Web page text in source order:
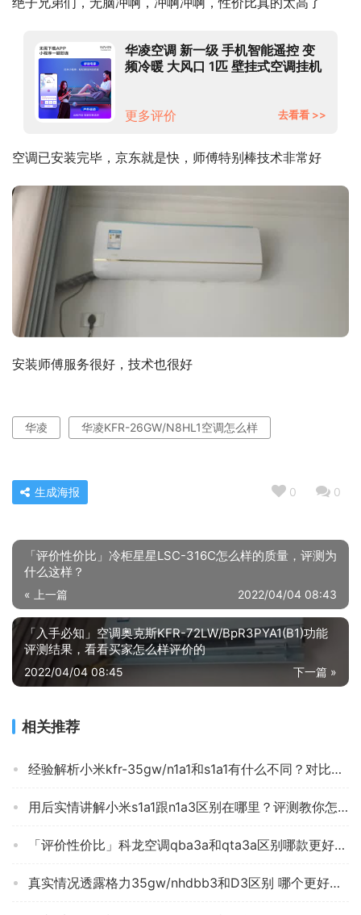
华凌空调 新一级 手机智能遥控 变
频冷暖 大风口 1匹 壁挂式空调挂机
更多评价 去看看 >>
空调已安装完毕，京东就是快，师傅特别棒技术非常好
安装师傅服务很好，技术也很好
华凌 华凌KFR-26GW/N8HL1空调怎么样
0 0
生成海报
「评价性价比」冷柜星星LSC-316C怎么样的质量，评测为
什么这样？
« 上一篇 2022/04/04 08:43
「入手必知」空调奥克斯KFR-72LW/BpR3PYA1(B1)功能
评测结果，看看买家怎么样评价的
下一篇 »
2022/04/04 08:45
相关推荐
经验解析小米kfr-35gw/n1a1和s1a1有什么不同？对比哪款性价比更高
用后实情讲解小米s1a1跟n1a3区别在哪里？评测教你怎么选
「评价性价比」科龙空调qba3a和qta3a区别哪款更好？图文爆料分析
真实情况透露格力35gw/nhdbb3和D3区别 哪个更好用？只选对的不选贵的